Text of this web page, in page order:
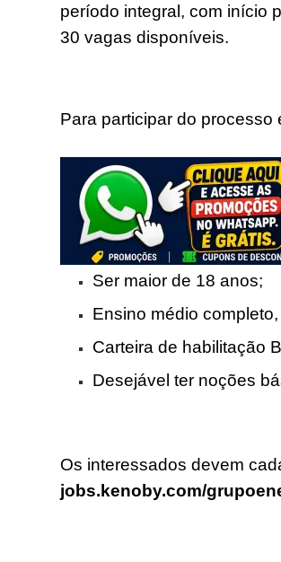
período integral, com início
30 vagas disponíveis.
Para participar do processo
Ser maior de 18 anos;
Ensino médio completo,
Carteira de habilitação
Desejável ter noções
Os interessados devem
jobs.kenoby.com/